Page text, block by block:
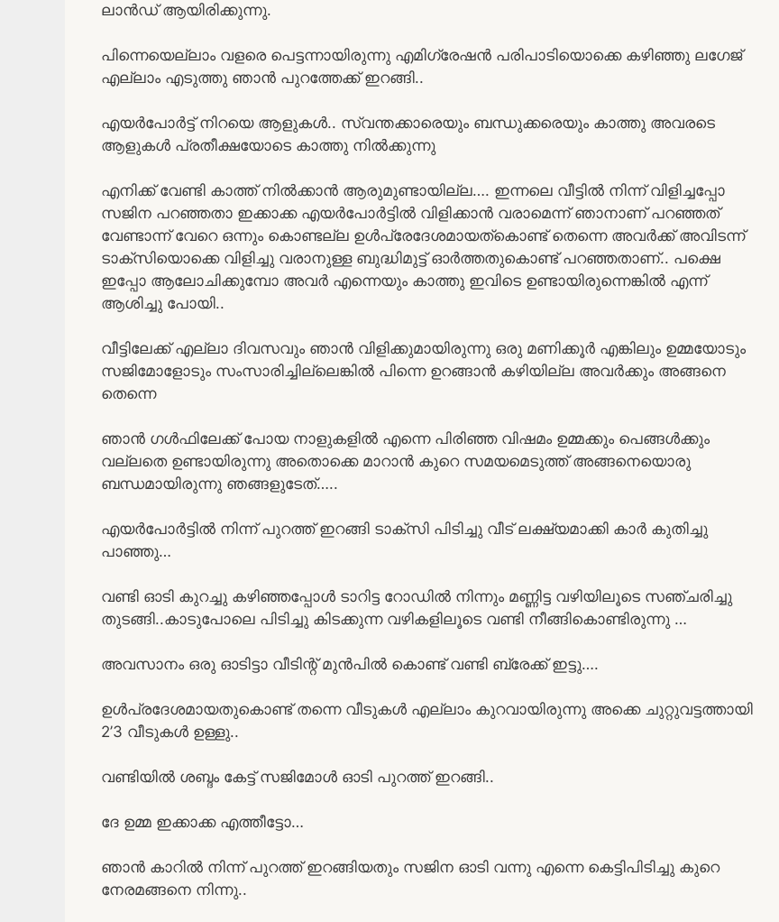
ലാൻഡ് ആയിരിക്കുന്നു.
പിന്നെയെല്ലാം വളരെ പെട്ടന്നായിരുന്നു എമിഗ്രേഷൻ പരിപാടിയൊക്കെ കഴിഞ്ഞു ലഗേജ്
എല്ലാം എടുത്തു ഞാൻ പുറത്തേക്ക് ഇറങ്ങി..
എയർപോർട്ട് നിറയെ ആളുകൾ.. സ്വന്തക്കാരെയും ബന്ധുക്കരെയും കാത്തു അവരടെ
ആളുകൾ പ്രതീക്ഷയോടെ കാത്തു നിൽക്കുന്നു
എനിക്ക് വേണ്ടി കാത്ത് നിൽക്കാൻ ആരുമുണ്ടായില്ല…. ഇന്നലെ വീട്ടിൽ നിന്ന് വിളിച്ചപ്പോ
സജിന പറഞ്ഞതാ ഇക്കാക്ക എയർപോർട്ടിൽ വിളിക്കാൻ വരാമെന്ന് ഞാനാണ് പറഞ്ഞത്
വേണ്ടാന്ന് വേറെ ഒന്നും കൊണ്ടല്ല ഉൾപ്രേദേശമായത്കൊണ്ട് തെന്നെ അവർക്ക് അവിടന്ന്
ടാക്സിയൊക്കെ വിളിച്ചു വരാനുള്ള ബുദ്ധിമുട്ട് ഓർത്തതുകൊണ്ട് പറഞ്ഞതാണ്.. പക്ഷെ
ഇപ്പോ ആലോചിക്കുമ്പോ അവർ എന്നെയും കാത്തു ഇവിടെ ഉണ്ടായിരുന്നെങ്കിൽ എന്ന്
ആശിച്ചു പോയി..
വീട്ടിലേക്ക് എല്ലാ ദിവസവും ഞാൻ വിളിക്കുമായിരുന്നു ഒരു മണിക്കൂർ എങ്കിലും ഉമ്മയോടും
സജിമോളോടും സംസാരിച്ചില്ലെങ്കിൽ പിന്നെ ഉറങ്ങാൻ കഴിയില്ല അവർക്കും അങ്ങനെ
തെന്നെ
ഞാൻ ഗൾഫിലേക്ക് പോയ നാളുകളിൽ എന്നെ പിരിഞ്ഞ വിഷമം ഉമ്മക്കും പെങ്ങൾക്കും
വല്ലതെ ഉണ്ടായിരുന്നു അതൊക്കെ മാറാൻ കുറെ സമയമെടുത്ത് അങ്ങനെയൊരു
ബന്ധമായിരുന്നു ഞങ്ങളുടേത്…..
എയർപോർട്ടിൽ നിന്ന് പുറത്ത് ഇറങ്ങി ടാക്സി പിടിച്ചു വീട് ലക്ഷ്യമാക്കി കാർ കുതിച്ചു
പാഞ്ഞു…
വണ്ടി ഓടി കുറച്ചു കഴിഞ്ഞപ്പോൾ ടാറിട്ട റോഡിൽ നിന്നും മണ്ണിട്ട വഴിയിലൂടെ സഞ്ചരിച്ചു
തുടങ്ങി..കാടുപോലെ പിടിച്ചു കിടക്കുന്ന വഴികളിലൂടെ വണ്ടി നീങ്ങികൊണ്ടിരുന്നു …
അവസാനം ഒരു ഓടിട്ടാ വീടിന്റ് മുൻപിൽ കൊണ്ട് വണ്ടി ബ്രേക്ക് ഇട്ടു….
ഉൾപ്രദേശമായതുകൊണ്ട് തന്നെ വീടുകൾ എല്ലാം കുറവായിരുന്നു അക്കെ ചുറ്റുവട്ടത്തായി
2’3 വീടുകൾ ഉള്ളു..
വണ്ടിയിൽ ശബ്ദം കേട്ട് സജിമോൾ ഓടി പുറത്ത് ഇറങ്ങി..
ദേ ഉമ്മ ഇക്കാക്ക എത്തീട്ടോ…
ഞാൻ കാറിൽ നിന്ന് പുറത്ത് ഇറങ്ങിയതും സജിന ഓടി വന്നു എന്നെ കെട്ടിപിടിച്ചു കുറെ
നേരമങ്ങനെ നിന്നു..